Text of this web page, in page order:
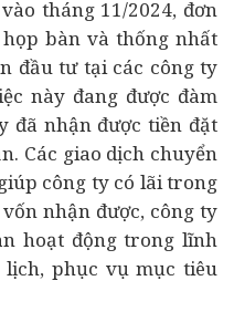
tháng 11/2024, đơn
bàn và thống nhất
đầu tưtại các công ty
này đang được đàm
đã nhận được tiền đặt
Các giao dịch chuyển
công ty có lãi trong
nhận được, công ty
hoạt động trong lĩnh
phục vụ mục tiêu